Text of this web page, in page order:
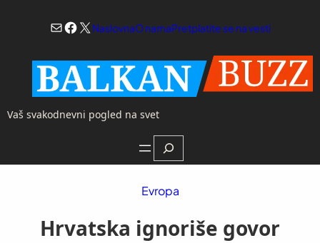
Mail
Facebook
X NaslovnaO namaPretplatite se na vesti
Vaš svakodnevni pogled na svet
Search
Evropa
Hrvatska ignoriše govor